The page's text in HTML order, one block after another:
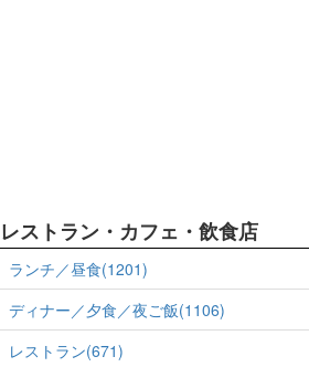
レストラン・カフェ・飲食店
ランチ／昼食(1201)
ディナー／夕食／夜ご飯(1106)
レストラン(671)